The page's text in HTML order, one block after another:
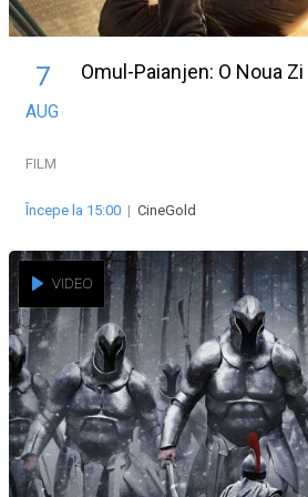
7
AUG
Omul-Paianjen: O Noua Zi
FILM
Începe la 15:00 | CineGold
VIDEO